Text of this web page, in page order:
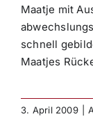
Maatje mit
schnell
Maatjes
3. April 2009